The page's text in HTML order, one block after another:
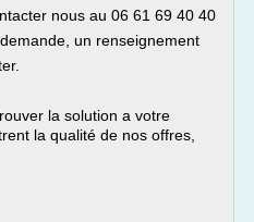
nous au 06 61 69 40 40
un renseignement
la solution a votre
la qualité de nos offres,